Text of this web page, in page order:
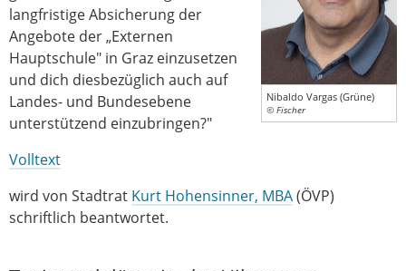
Nibaldo Vargas (Grüne)
© Fischer
langfristige Absicherung der
Angebote der „Externen
Hauptschule" in Graz einzusetzen
und dich diesbezüglich auch auf
Landes- und Bundesebene
unterstützend einzubringen?"
Volltext
wird von Stadtrat Kurt Hohensinner, MBA(ÖVP)
schriftlich beantwortet.